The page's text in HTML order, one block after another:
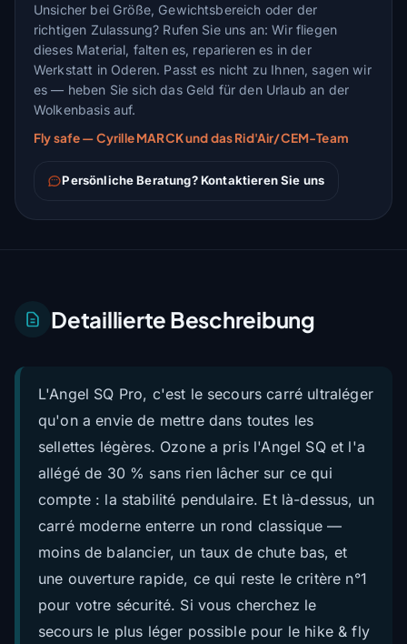
Unsicher bei Größe, Gewichtsbereich oder der
richtigen Zulassung? Rufen Sie uns an: Wir fliegen
dieses Material, falten es, reparieren es in der
Werkstatt in Oderen. Passt es nicht zu Ihnen, sagen wir
es — heben Sie sich das Geld für den Urlaub an der
Wolkenbasis auf.
Fly safe — Cyrille MARCK und das Rid'Air/CEM-Team
Persönliche Beratung? Kontaktieren Sie uns
Detaillierte Beschreibung
L'Angel SQ Pro, c'est le secours carré ultraléger
qu'on a envie de mettre dans toutes les
sellettes légères. Ozone a pris l'Angel SQ et l'a
allégé de 30 % sans rien lâcher sur ce qui
compte : la stabilité pendulaire. Et là-dessus, un
carré moderne enterre un rond classique —
moins de balancier, un taux de chute bas, et
une ouverture rapide, ce qui reste le critère n°1
pour votre sécurité. Si vous cherchez le
secours le plus léger possible pour le hike & fly